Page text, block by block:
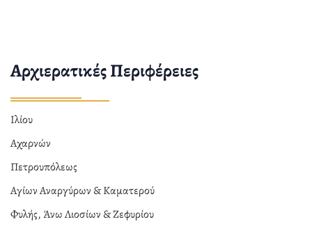
Αρχιερατικές Περιφέρειες
Ιλίου
Αχαρνών
Πετρουπόλεως
Αγίων Αναργύρων & Καματερού
Φυλής, Άνω Λιοσίων & Ζεφυρίου